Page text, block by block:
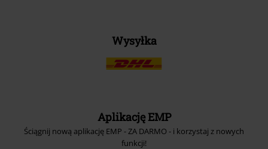
Wysyłka
Aplikację EMP
Ściągnij nową aplikację EMP - ZA DARMO - i korzystaj z nowych
funkcji!